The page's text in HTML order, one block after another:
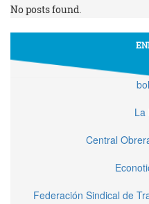
No posts found.
La
Central
Federación Sindical de